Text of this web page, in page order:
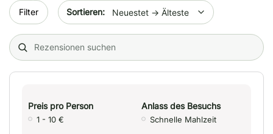
Filter Sort by date
Search (title/text)
Preis pro Person
1 - 10 €
Anlass des Besuchs
Schnelle Mahlzeit